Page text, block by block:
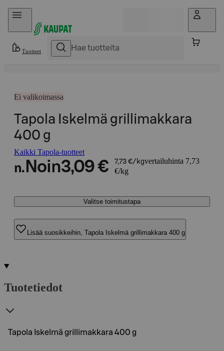
Hyppää sisältöön
Tuotteet
Ei valikoimassa
Tapola Iskelmä grillimakkara
400 g
Kaikki Tapola-tuotteet
n. Noin3,09 € 7,73 €/kgvertailuhinta 7,73
€/kg
Valitse toimitustapa
Lisää suosikkeihin, Tapola Iskelmä grillimakkara 400 g
Tuotetiedot
Tapola Iskelmä grillimakkara 400 g